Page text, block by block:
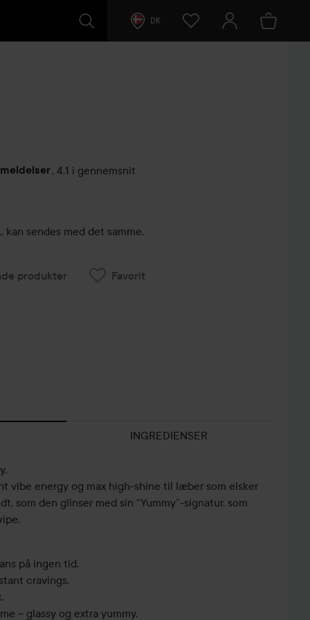
DK
, 4.1 i gennemsnit
sendes med det samme.
produkter Favorit
INGREDIENSER
vibe energy og max high-shine til læber som elsker
som den glinser med sin “Yummy”-signatur, som
på ingen tid.
cravings.
– glassy og extra yummy.